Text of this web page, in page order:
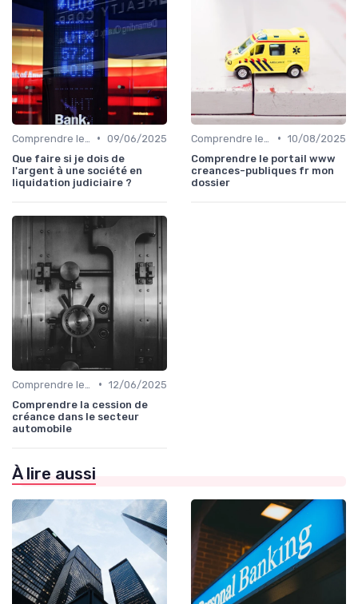
• 09/06/2025
Que faire si je dois de
l'argent à une société en
liquidation judiciaire ?
• 10/08/2025
Comprendre le portail www
creances-publiques fr mon
dossier
• 12/06/2025
Comprendre la cession de
créance dans le secteur
automobile
À lire aussi